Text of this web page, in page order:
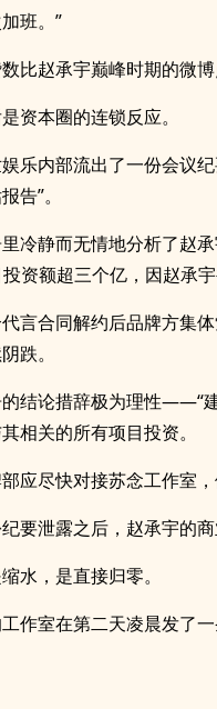
班。”
比赵承宇巅峰时期的微博
资本圈的连锁反应。
乐内部流出了一份会议
告”。
冷静而无情地分析了赵
资额超三个亿，因赵承
言合同解约后品牌方集
跌。
结论措辞极为理性——“
相关的所有项目投资。
应尽快对接苏念工作室
要泄露之后，赵承宇的商
水，是直接归零。
作室在第二天凌晨发了